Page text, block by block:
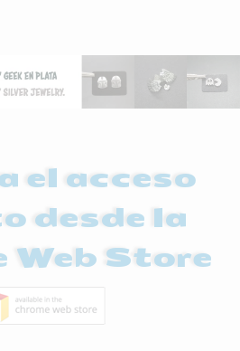
el acceso
desde la
Web Store